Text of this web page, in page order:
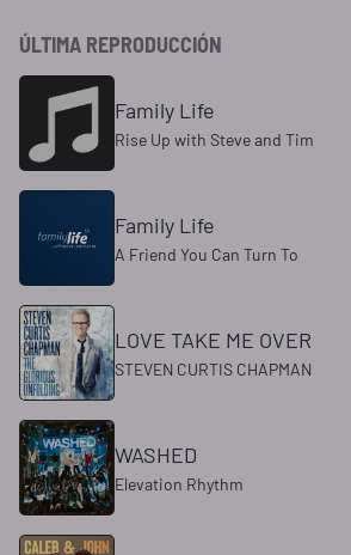
ÚLTIMA REPRODUCCIÓN
Family Life
Rise Up with Steve and Tim
Family Life
A Friend You Can Turn To
LOVE TAKE ME OVER
STEVEN CURTIS CHAPMAN
WASHED
Elevation Rhythm